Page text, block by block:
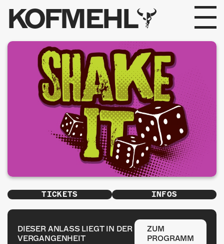
KOFMEHL
PROGRAMM
FABRIKGEFLÜSTER
GALERIE
FOTOGALERIE
PHOTOMAT
INFOS
ÜBER UNS
TICKETS INFOS
DIESER ANLASS LIEGT IN DER
VERGANGENHEIT
ZUM
PROGRAMM